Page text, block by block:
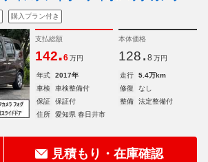
購入プラン付き
支払総額
142.6 万円
本体価格
128. 8 万円
年式 2017年 走行
5.4万km
車検
車検整備付 修復
なし
保証
保証付 整備
法定整備付
住所
愛知県 春日井市
見積もり・在庫確認